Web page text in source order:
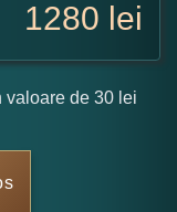
1280 lei
valoare de 30 lei